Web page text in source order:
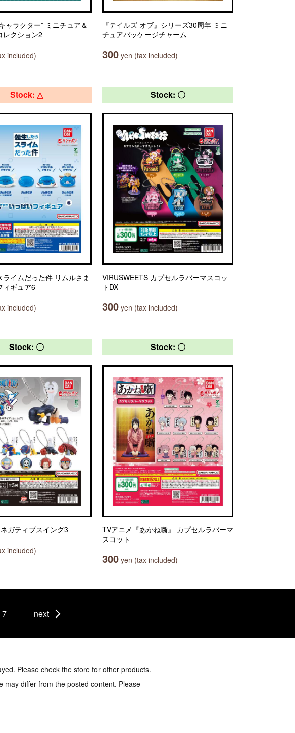
ャラクター” ミニチュア＆
レクション2
included)
『テイルズ オブ』シリーズ30周年 ミニ
チュアパッケージチャーム
300 yen (tax included)
Stock: △
イムだった件 リムルさま
ィギュア6
included)
Stock: 〇
VIRUSWEETS カプセルラバーマスコッ
トDX
300 yen (tax included)
Stock: 〇
ガティブスイング3
included)
Stock: 〇
TVアニメ『あかね噺』 カプセルラバーマ
スコット
300 yen (tax included)
7 next
Please check the store for other products.
differ from the posted content. Please